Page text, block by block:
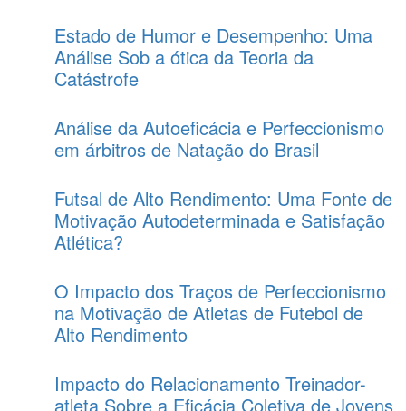
Estado de Humor e Desempenho: Uma
Análise Sob a ótica da Teoria da
Catástrofe
Análise da Autoeficácia e Perfeccionismo
em árbitros de Natação do Brasil
Futsal de Alto Rendimento: Uma Fonte de
Motivação Autodeterminada e Satisfação
Atlética?
O Impacto dos Traços de Perfeccionismo
na Motivação de Atletas de Futebol de
Alto Rendimento
Impacto do Relacionamento Treinador-
atleta Sobre a Eficácia Coletiva de Jovens